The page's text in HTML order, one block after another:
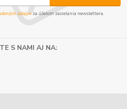
údajov za účelom zasielania newslettera.
S NAMI AJ NA: